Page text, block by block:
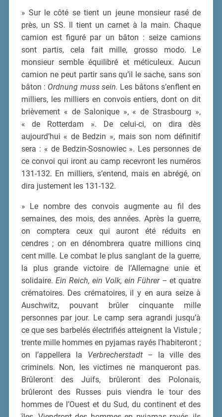
» Sur le côté se tient un jeune monsieur rasé de
près, un SS. Il tient un carnet à la main. Chaque
camion est figuré par un bâton : seize camions
sont partis, cela fait mille, grosso modo. Le
monsieur semble équilibré et méticuleux. Aucun
camion ne peut partir sans qu’il le sache, sans son
bâton : Ordnung muss sein. Les bâtons s’enflent en
milliers, les milliers en convois entiers, dont on dit
brièvement « de Salonique », « de Strasbourg »,
« de Rotterdam ». De celui-ci, on dira dès
aujourd’hui « de Bedzin », mais son nom définitif
sera : « de Bedzin-Sosnowiec ». Les personnes de
ce convoi qui iront au camp recevront les numéros
131-132. En milliers, s’entend, mais en abrégé, on
dira justement les 131-132.
» Le nombre des convois augmente au fil des
semaines, des mois, des années. Après la guerre,
on comptera ceux qui auront été réduits en
cendres ; on en dénombrera quatre millions cinq
cent mille. Le combat le plus sanglant de la guerre,
la plus grande victoire de l’Allemagne unie et
solidaire. Ein Reich, ein Volk, ein Führer –et quatre
crématoires. Des crématoires, il y en aura seize à
Auschwitz, pouvant brûler cinquante mille
personnes par jour. Le camp sera agrandi jusqu’à
ce que ses barbelés électrifiés atteignent la Vistule ;
trente mille hommes en pyjamas rayés l’habiteront ;
on l’appellera la Verbrecherstadt – la ville des
criminels. Non, les victimes ne manqueront pas.
Brûleront des Juifs, brûleront des Polonais,
brûleront des Russes puis viendra le tour des
hommes de l’Ouest et du Sud, du continent et des